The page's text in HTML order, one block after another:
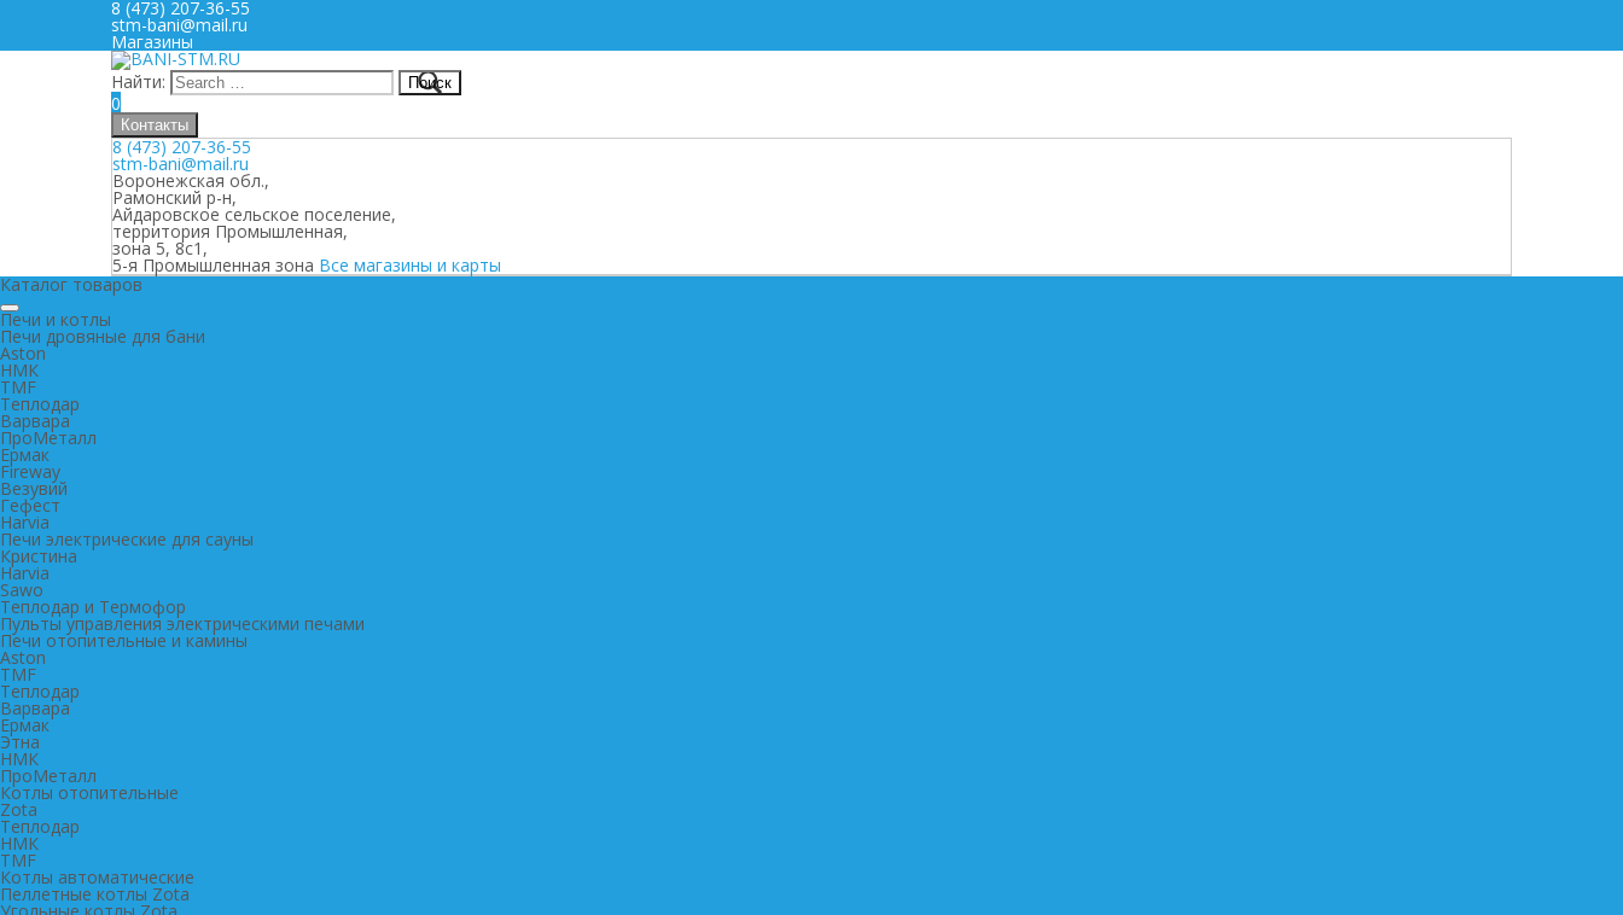
8 (473) 207-36-55
stm-bani@mail.ru
Магазины
Найти:
0
Контакты
8 (473) 207-36-55
stm-bani@mail.ru
Воронежская обл.,
Рамонский р-н,
Айдаровское сельское поселение,
территория Промышленная,
зона 5, 8с1,
5-я Промышленная зона Все магазины и карты
Каталог товаров
Печи и котлы
Печи дровяные для бани
Aston
НМК
TMF
Теплодар
Варвара
ПроМеталл
Ермак
Fireway
Везувий
Гефест
Harvia
Печи электрические для сауны
Кристина
Harvia
Sawo
Теплодар и Термофор
Пульты управления электрическими печами
Печи отопительные и камины
Aston
TMF
Теплодар
Варвара
Ермак
Этна
НМК
ПроМеталл
Котлы отопительные
Zota
Теплодар
НМК
TMF
Котлы автоматические
Пеллетные котлы Zota